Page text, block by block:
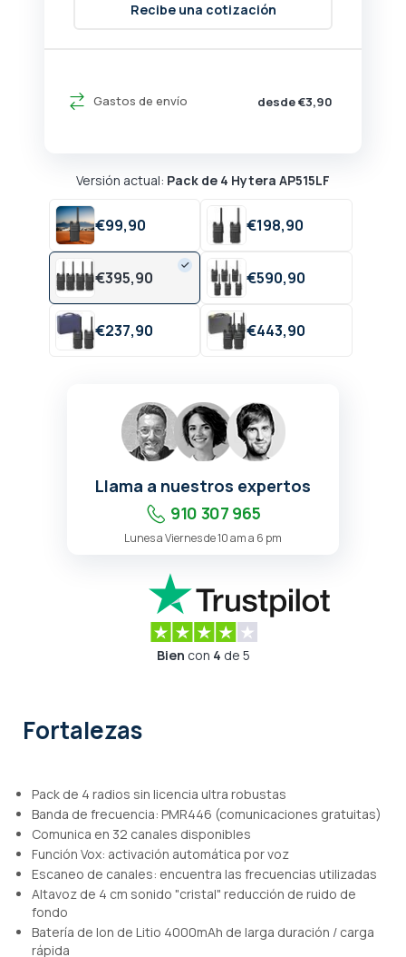
Gastos de envío desde €3,90
Recibe una cotización
Versión actual: Pack de 4 Hytera AP515LF
€99,90 €198,90
€395,90 €590,90
€237,90 €443,90
Llama a nuestros expertos
910 307 965
Lunes a Viernes de 10 am a 6 pm
Bien con 4 de 5
Fortalezas
Pack de 4 radios sin licencia ultra robustas
Banda de frecuencia: PMR446 (comunicaciones gratuitas)
Comunica en 32 canales disponibles
Función Vox: activación automática por voz
Escaneo de canales: encuentra las frecuencias utilizadas
Altavoz de 4 cm sonido "cristal" reducción de ruido de
fondo
Batería de Ion de Litio 4000mAh de larga duración / carga
rápida